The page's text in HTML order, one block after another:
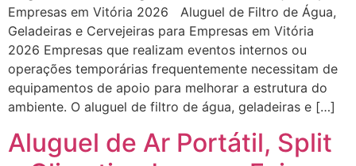
Empresas em Vitória 2026 Aluguel de Filtro de Água,
Geladeiras e Cervejeiras para Empresas em Vitória
2026 Empresas que realizam eventos internos ou
operações temporárias frequentemente necessitam de
equipamentos de apoio para melhorar a estrutura do
ambiente. O aluguel de filtro de água, geladeiras e […]
Aluguel de Ar Portátil, Split